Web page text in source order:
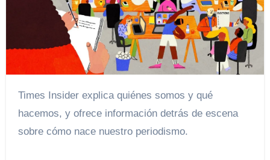
Times Insider explica quiénes somos y qué
hacemos, y ofrece información detrás de escena
sobre cómo nace nuestro periodismo.